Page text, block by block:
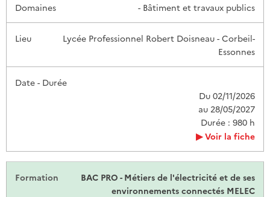
- Bâtiment et travaux publics
Lycée Professionnel Robert Doisneau - Corbeil-
Essonnes
Du 02/11/2026
au 28/05/2027
Durée : 980 h
Voir la fiche
BAC PRO - Métiers de l'électricité et de ses
environnements connectés MELEC